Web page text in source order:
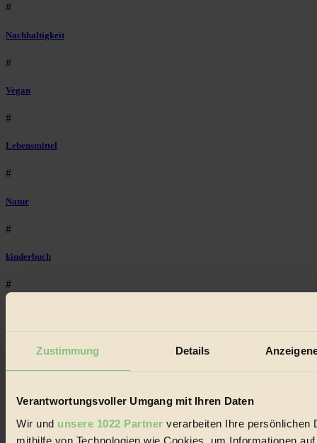
Zustimmung Details
Verantwortungsvoller Umgang mit Ihren Daten
Wir und unsere 1022 Partner verarbeiten Ihre persönlichen
mithilfe von Technologien wie Cookies, um Informationen
#
Nachhaltigkeit
#
Vegan
#
Lebensmittel
#
Natur
#
kinderbuch
#
nachhaltig